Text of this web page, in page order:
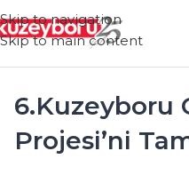
Skip to navigation
Skip to main content
6.Kuzeyboru
Projesi’ni